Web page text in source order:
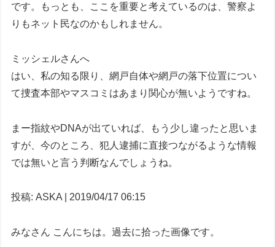
です。もっとも、ここを重要と考えているのは、警察よ
りもネット民なのかもしれません。
ミッシェルさんへ
はい、私の知る限り、網戸自体や網戸の落下位置につい
て捜査本部やマスコミはあまり関心が無いようですね。
まー指紋やDNAが出ていれば、もう少し違ったと思いま
すが、今のところ、犯人逮捕に直接つながるような情報
では無いと言う判断なんでしょうね。
投稿: ASKA | 2019/04/17 06:15
みなさん こんにちは。過去に拾った画像です。